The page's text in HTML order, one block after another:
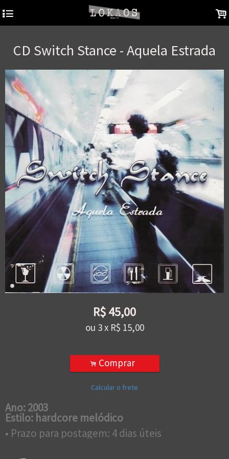
4 .
CD Switch Stance - Aquela Estrada
R$45,00
ou 3x R$ 15,00
. Comprar
Calcular o frete
Ano: 2003
Estilo: hardcore melódico
• Prazo para postagem: 4 dias úteis